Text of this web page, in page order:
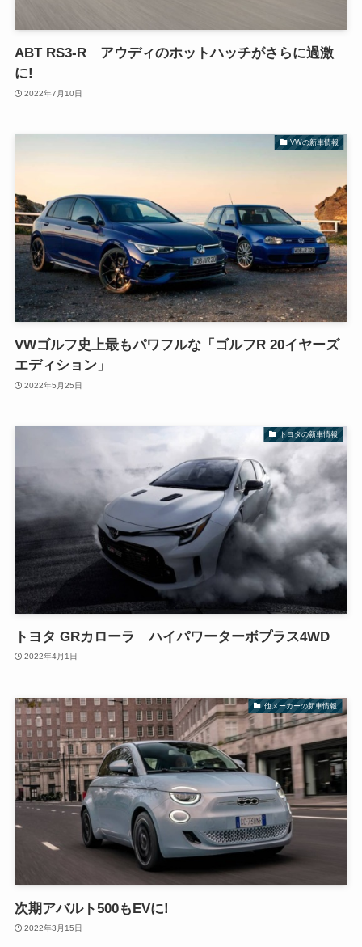
ABT RS3-R アウディのホットハッチがさらに過激
に!
2022年7月10日
VWの新車情報
VWゴルフ史上最もパワフルな「ゴルフR 20イヤーズ
エディション」
2022年5月25日
トヨタの新車情報
トヨタ GRカローラ ハイパワーターボプラス4WD
2022年4月1日
他メーカーの新車情報
次期アバルト500もEVに!
2022年3月15日